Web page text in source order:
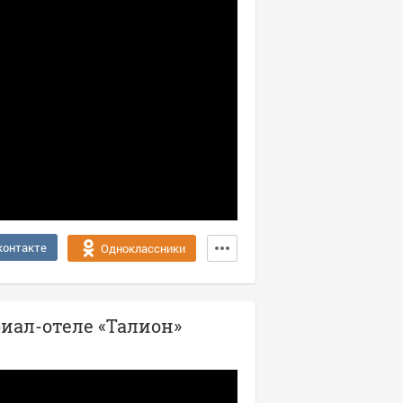
Одноклассники
отеле «Талион»